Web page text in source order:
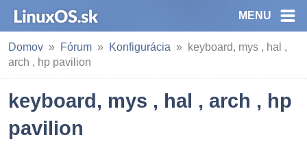
MENU
Domov Fórum Konfigurácia
keyboard, mys , hal ,
arch , hp pavilion
keyboard, mys , hal , arch , hp
pavilion